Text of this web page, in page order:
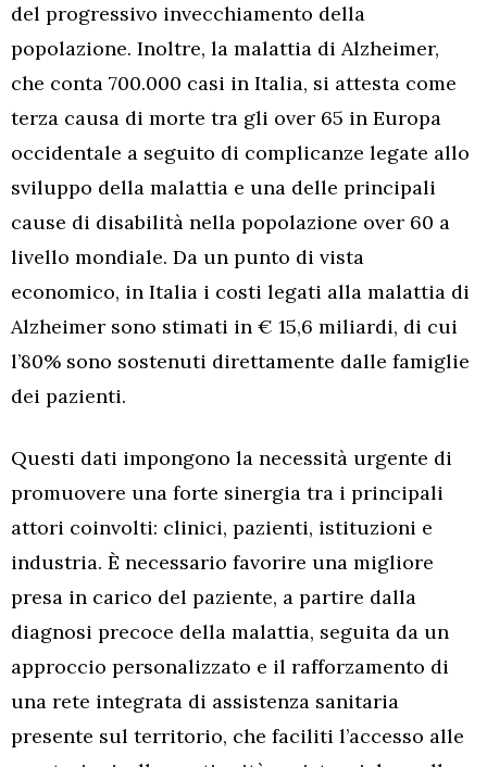
del progressivo invecchiamento della
popolazione. Inoltre, la malattia di Alzheimer,
che conta 700.000 casi in Italia, si attesta come
terza causa di morte tra gli over 65 in Europa
occidentale a seguito di complicanze legate allo
sviluppo della malattia e una delle principali
cause di disabilità nella popolazione over 60 a
livello mondiale. Da un punto di vista
economico, in Italia i costi legati alla malattia di
Alzheimer sono stimati in € 15,6 miliardi, di cui
l’80% sono sostenuti direttamente dalle famiglie
dei pazienti.
Questi dati impongono la necessità urgente di
promuovere una forte sinergia tra i principali
attori coinvolti: clinici, pazienti, istituzioni e
industria. È necessario favorire una migliore
presa in carico del paziente, a partire dalla
diagnosi precoce della malattia, seguita da un
approccio personalizzato e il rafforzamento di
una rete integrata di assistenza sanitaria
presente sul territorio, che faciliti l’accesso alle